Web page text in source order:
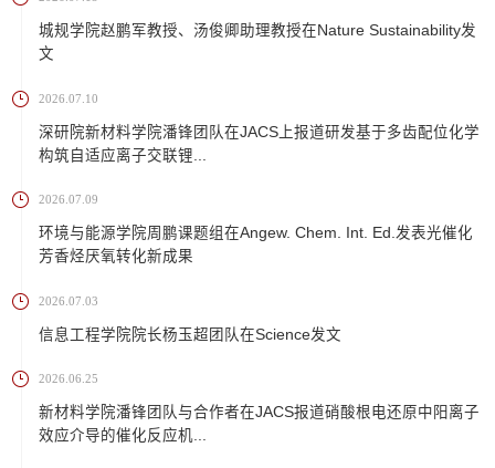
城规学院赵鹏军教授、汤俊卿助理教授在Nature Sustainability发
文
2026.07.10
深研院新材料学院潘锋团队在JACS上报道研发基于多齿配位化学
构筑自适应离子交联锂...
2026.07.09
环境与能源学院周鹏课题组在Angew. Chem. Int. Ed.发表光催化
芳香烃厌氧转化新成果
2026.07.03
信息工程学院院长杨玉超团队在Science发文
2026.06.25
新材料学院潘锋团队与合作者在JACS报道硝酸根电还原中阳离子
效应介导的催化反应机...